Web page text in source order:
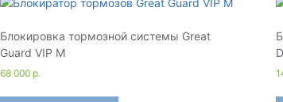
Блокировка тормозной системы Great
Guard VIP M
68 000 р.